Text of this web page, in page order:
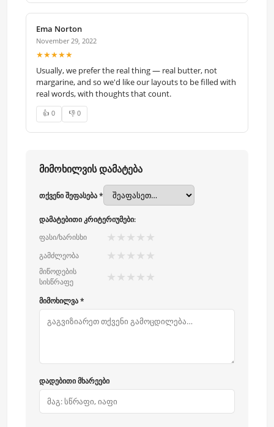
Ema Norton
November 29, 2022
★★★★★
Usually, we prefer the real thing — real butter, not
margarine, and so we'd like our layouts to be filled with
real words, with thoughts that count.
👍 0 👎 0
მიმოხილვის დამატება
თქვენი შეფასება *
დამატებითი კრიტერიუმები:
ფასი/ხარისხი
★ ★ ★ ★ ★
გამძლეობა ★ ★ ★ ★ ★
მიწოდების
სისწრაფე
★ ★ ★ ★ ★
მიმოხილვა *
დადებითი მხარეები